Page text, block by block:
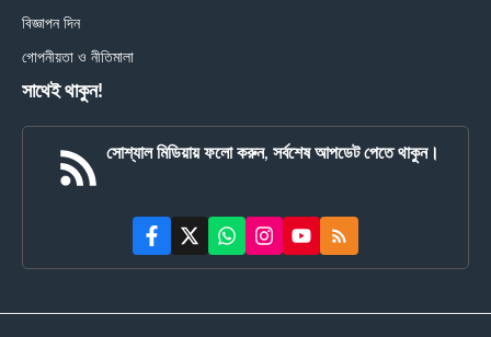
বিজ্ঞাপন দিন
গোপনীয়তা ও নীতিমালা
সাথেই থাকুন!
সোশ্যাল মিডিয়ায় ফলো করুন, সর্বশেষ আপডেট পেতে থাকুন।